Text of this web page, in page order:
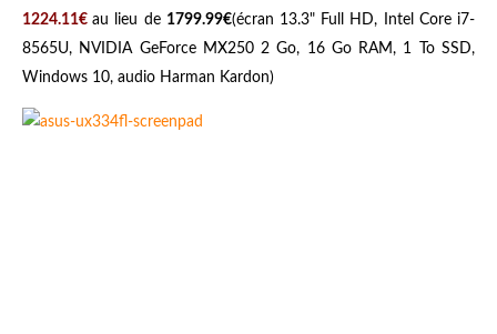
1224.11€ au lieu de 1799.99€(écran 13.3" Full HD, Intel Core i7-
8565U, NVIDIA GeForce MX250 2 Go, 16 Go RAM, 1 To SSD,
Windows 10, audio Harman Kardon)